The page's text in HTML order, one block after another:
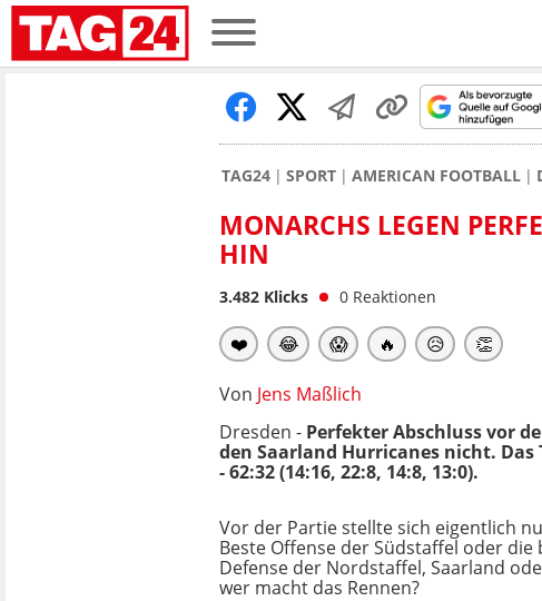
TAG24 SPORT AMERICAN FOOTBALL
MONARCHS LEGEN
HIN
3.482 Klicks 0 Reaktionen
❤️ 😂 😱 🔥 😥 👏
Von Jens Maßlich
Dresden - Perfekter Abschluss vor
den Saarland Hurricanes nicht. Das
- 62:32 (14:16, 22:8, 14:8, 13:0).
Vor der Partie stellte sich eigentlich
Beste Offense der Südstaffel oder die
Defense der Nordstaffel, Saarland
wer macht das Rennen?